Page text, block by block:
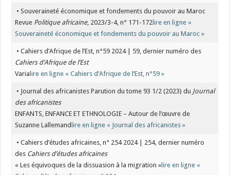
• Souveraineté économique et fondements du pouvoir au Maroc
Revue Politique africaine, 2023/3-4, n° 171-172 lire en ligne «
Souveraineté économique et fondements du pouvoir au Maroc »
• Cahiers d’Afrique de l’Est, n°59 2024 | 59, dernier numéro des
Cahiers d’Afrique de l’Est
Varia lire en ligne « Cahiers d’Afrique de l’Est, n°59 »
• Journal des africanistes Parution du tome 93 1/2 (2023) du Journal
des africanistes
ENFANTS, ENFANCE ET ETHNOLOGIE – Autour de l’œuvre de
Suzanne Lallemand lire en ligne « Journal des africanistes »
• Cahiers d’études africaines, n° 254 2024 | 254, dernier numéro
des Cahiers d’études africaines
« Les équivoques de la dissuasion à la migration » lire en ligne «